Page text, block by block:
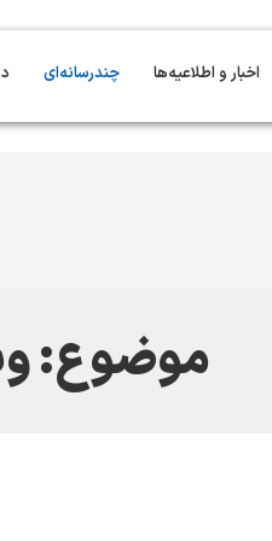
اخبار و اطلاعیه‌ها چندرسانه‌ای
موضوع: